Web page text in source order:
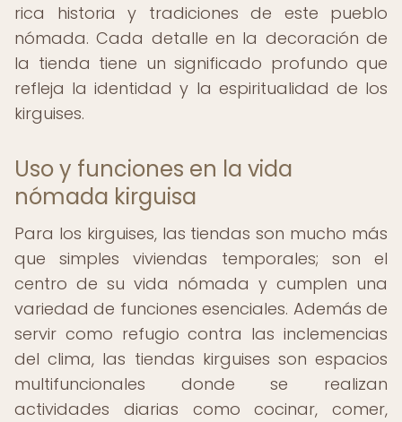
rica historia y tradiciones de este pueblo
nómada. Cada detalle en la decoración de
la tienda tiene un significado profundo que
refleja la identidad y la espiritualidad de los
kirguises.
Uso y funciones en la vida
nómada kirguisa
Para los kirguises, las tiendas son mucho más
que simples viviendas temporales; son el
centro de su vida nómada y cumplen una
variedad de funciones esenciales. Además de
servir como refugio contra las inclemencias
del clima, las tiendas kirguises son espacios
multifuncionales donde se realizan
actividades diarias como cocinar, comer,